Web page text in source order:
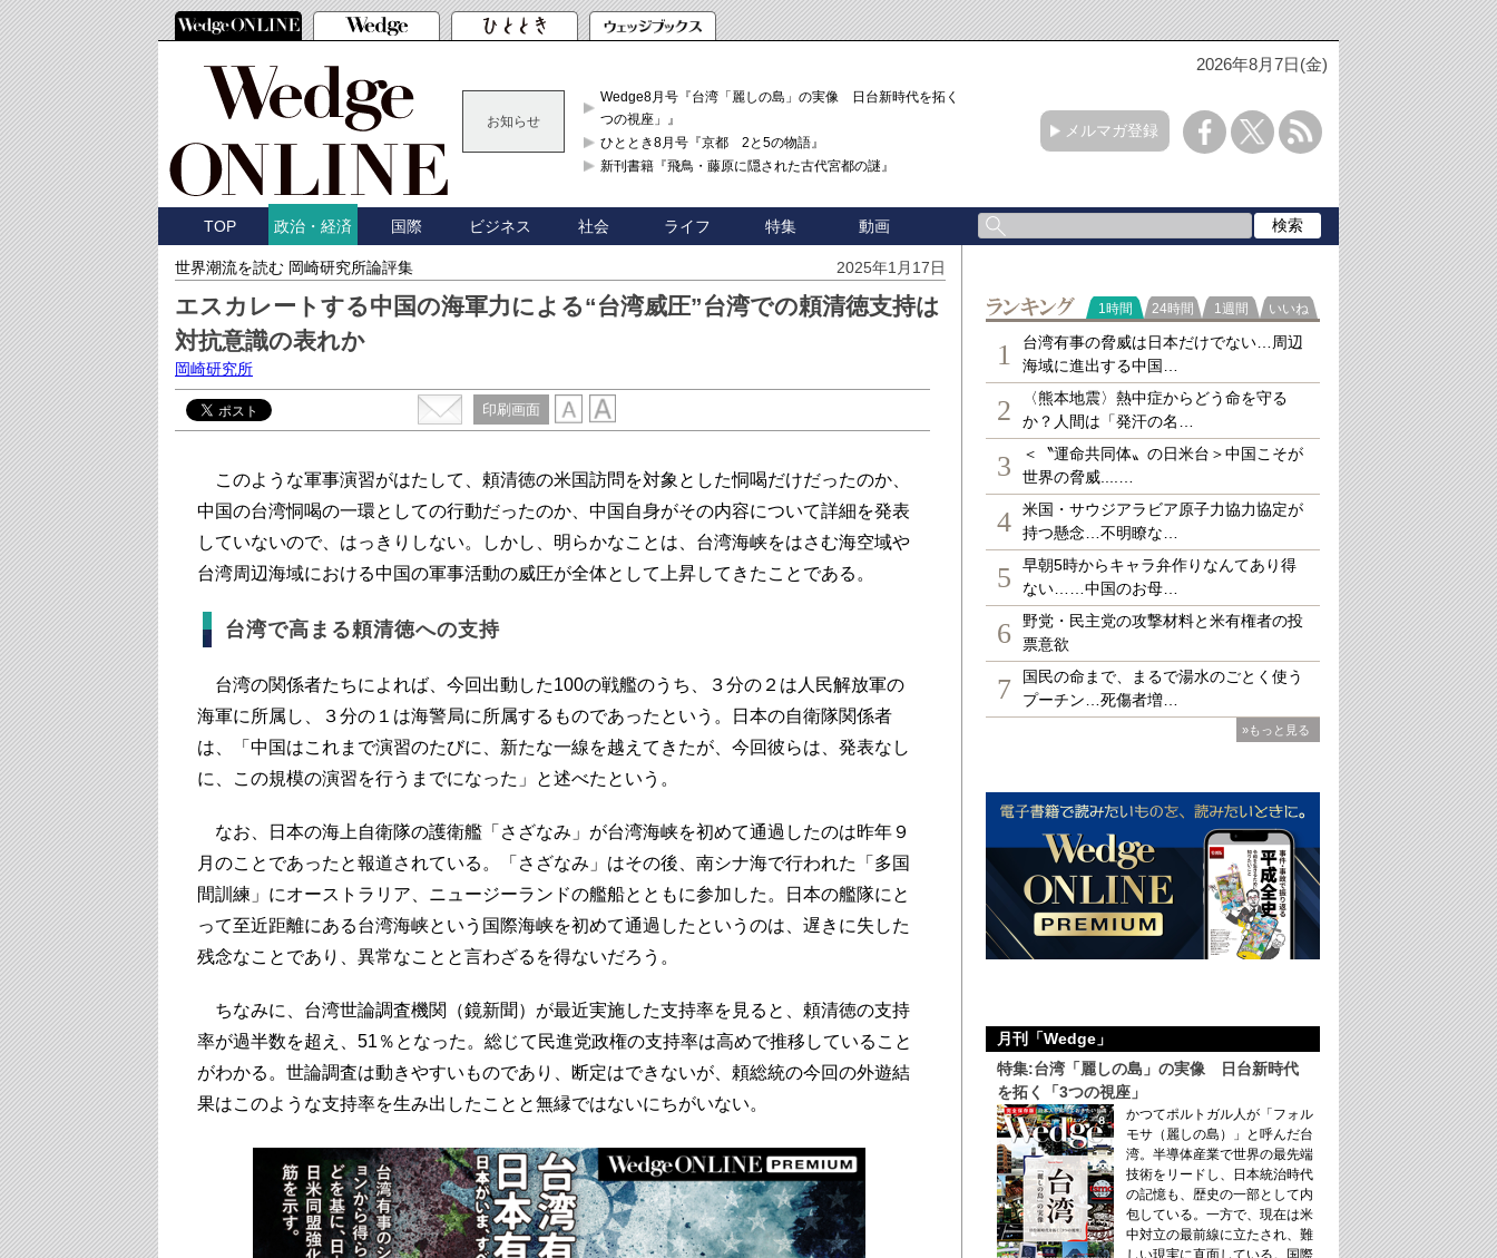
2026年8月7日(金)
お知らせ
Wedge8月号『台湾「麗しの島」の実像 日台新時代を拓く「3
つの視座」』
ひととき8月号『京都 2と5の物語』
新刊書籍『飛鳥・藤原に隠された古代宮都の謎』
メルマガ登録
TOP 政治・経済 国際 ビジネス 社会 ライフ 特集 動画
世界潮流を読む 岡崎研究所論評集 2025年1月17日
エスカレートする中国の海軍力による“台湾威圧”台湾での頼清徳支持は
対抗意識の表れか
岡崎研究所
印刷画面
このような軍事演習がはたして、頼清徳の米国訪問を対象とした恫喝だけだったのか、
中国の台湾恫喝の一環としての行動だったのか、中国自身がその内容について詳細を発表
していないので、はっきりしない。しかし、明らかなことは、台湾海峡をはさむ海空域や
台湾周辺海域における中国の軍事活動の威圧が全体として上昇してきたことである。
台湾で高まる頼清徳への支持
台湾の関係者たちによれば、今回出動した100の戦艦のうち、３分の２は人民解放軍の
海軍に所属し、３分の１は海警局に所属するものであったという。日本の自衛隊関係者
は、「中国はこれまで演習のたびに、新たな一線を越えてきたが、今回彼らは、発表なし
に、この規模の演習を行うまでになった」と述べたという。
なお、日本の海上自衛隊の護衛艦「さざなみ」が台湾海峡を初めて通過したのは昨年９
月のことであったと報道されている。「さざなみ」はその後、南シナ海で行われた「多国
間訓練」にオーストラリア、ニュージーランドの艦船とともに参加した。日本の艦隊にと
って至近距離にある台湾海峡という国際海峡を初めて通過したというのは、遅きに失した
残念なことであり、異常なことと言わざるを得ないだろう。
ちなみに、台湾世論調査機関（鏡新聞）が最近実施した支持率を見ると、頼清徳の支持
率が過半数を超え、51％となった。総じて民進党政権の支持率は高めで推移していること
がわかる。世論調査は動きやすいものであり、断定はできないが、頼総統の今回の外遊結
果はこのような支持率を生み出したことと無縁ではないにちがいない。
ランキング
1時間 24時間 1週間 いいね
1
台湾有事の脅威は日本だけでない…周辺
海域に進出する中国…
2
〈熊本地震〉熱中症からどう命を守る
か？人間は「発汗の名…
3
＜〝運命共同体〟の日米台＞中国こそが
世界の脅威....…
4
米国・サウジアラビア原子力協力協定が
持つ懸念…不明瞭な…
5
早朝5時からキャラ弁作りなんてあり得
ない……中国のお母…
6
野党・民主党の攻撃材料と米有権者の投
票意欲
7
国民の命まで、まるで湯水のごとく使う
プーチン…死傷者増…
»もっと見る
月刊「Wedge」
特集:台湾「麗しの島」の実像 日台新時代
を拓く「3つの視座」
かつてポルトガル人が「フォル
モサ（麗しの島）」と呼んだ台
湾。半導体産業で世界の最先端
技術をリードし、日本統治時代
の記憶も、歴史の一部として内
包している。一方で、現在は米
中対立の最前線に立たされ、難
しい現実に直面している。国際